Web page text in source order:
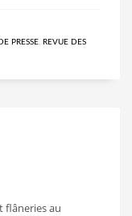
PRESSE
REVUE DES
flâneries au